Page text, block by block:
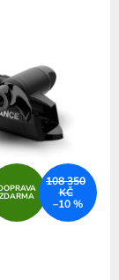
ZDARMA
108 350
KČ
–10 %